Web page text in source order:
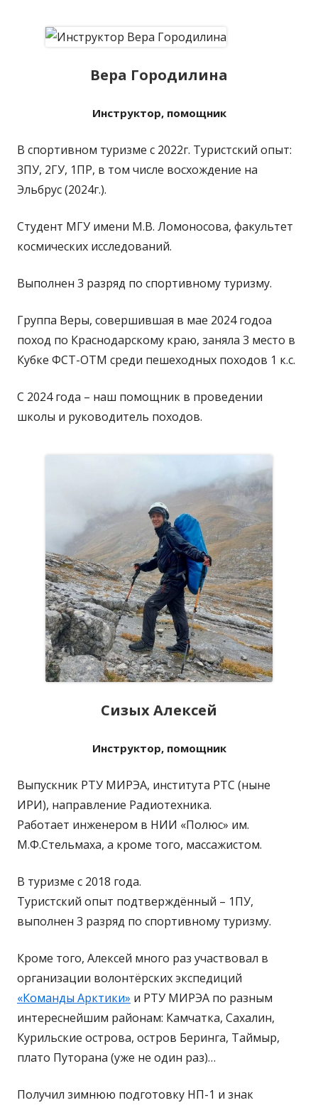
Вера Городилина
Инструктор, помощник
В спортивном туризме с 2022г. Туристский опыт:
3ПУ, 2ГУ, 1ПР, в том числе восхождение на
Эльбрус (2024г.).
Студент МГУ имени М.В. Ломоносова, факультет
космических исследований.
Выполнен 3 разряд по спортивному туризму.
Группа Веры, совершившая в мае 2024 годоа
поход по Краснодарскому краю, заняла 3 место в
Кубке ФСТ-ОТМ среди пешеходных походов 1 к.с.
С 2024 года – наш помощник в проведении
школы и руководитель походов.
Сизых Алексей
Инструктор, помощник
Выпускник РТУ МИРЭА, института РТС (ныне
ИРИ), направление Радиотехника.
Работает инженером в НИИ «Полюс» им.
М.Ф.Стельмаха, а кроме того, массажистом.
В туризме с 2018 года.
Туристский опыт подтверждённый – 1ПУ,
выполнен 3 разряд по спортивному туризму.
Кроме того, Алексей много раз участвовал в
организации волонтёрских экспедиций
«Команды Арктики» и РТУ МИРЭА по разным
интереснейшим районам: Камчатка, Сахалин,
Курильские острова, остров Беринга, Таймыр,
плато Путорана (уже не один раз)…
Получил зимнюю подготовку НП-1 и знак